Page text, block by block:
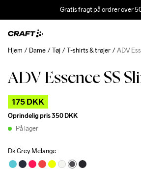
Gratis fragt på ordrer over
ADV Essence SS
175 DKK
Oprindelig pris350 DKK
På lager
Dk Grey Melange
Hjem Dame Tøj T-shirts & trøjer ADV
Outlet